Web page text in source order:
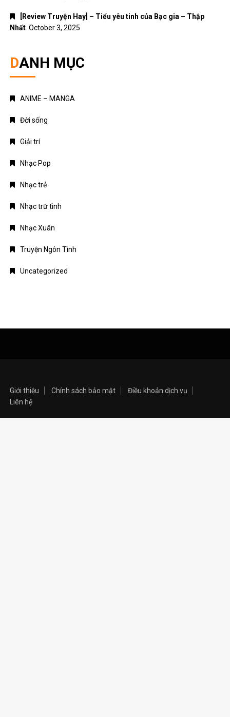
[Review Truyện Hay] – Tiểu yêu tinh của Bạc gia – Thập
Nhất October 3, 2025
DANH MỤC
ANIME – MANGA
Đời sống
Giải trí
Nhạc Pop
Nhạc trẻ
Nhạc trữ tình
Nhạc Xuân
Truyện Ngôn Tình
Uncategorized
Giới thiệu Chính sách bảo mật
Điều khoản dịch vụ
Liên hệ